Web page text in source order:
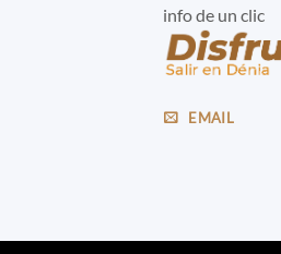
info de un clic
EMAIL